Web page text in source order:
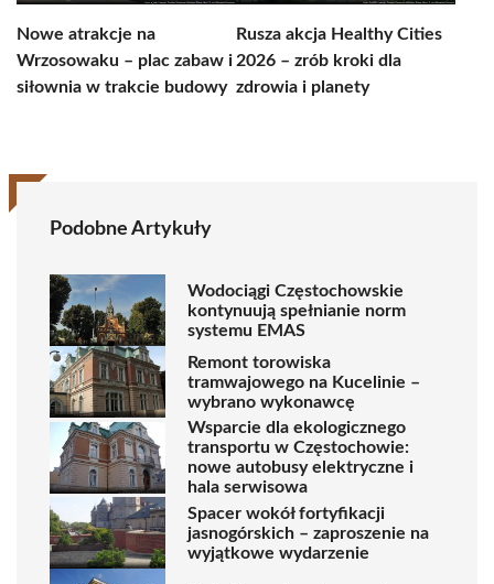
Nowe atrakcje na
Wrzosowaku – plac zabaw i
siłownia w trakcie budowy
Rusza akcja Healthy Cities
2026 – zrób kroki dla
zdrowia i planety
Podobne Artykuły
Wodociągi Częstochowskie
kontynuują spełnianie norm
systemu EMAS
Remont torowiska
tramwajowego na Kucelinie –
wybrano wykonawcę
Wsparcie dla ekologicznego
transportu w Częstochowie:
nowe autobusy elektryczne i
hala serwisowa
Spacer wokół fortyfikacji
jasnogórskich – zaproszenie na
wyjątkowe wydarzenie